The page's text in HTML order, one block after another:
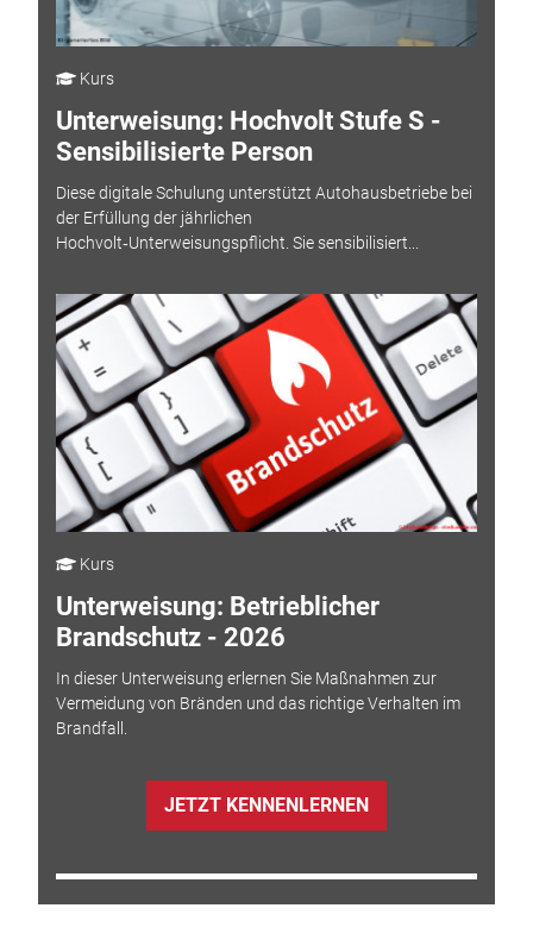
Kurs
Unterweisung: Hochvolt Stufe S -
Sensibilisierte Person
Diese digitale Schulung unterstützt Autohausbetriebe bei
der Erfüllung der jährlichen
Hochvolt‑Unterweisungspflicht. Sie sensibilisiert...
Kurs
Unterweisung: Betrieblicher
Brandschutz - 2026
In dieser Unterweisung erlernen Sie Maßnahmen zur
Vermeidung von Bränden und das richtige Verhalten im
Brandfall.
JETZT KENNENLERNEN